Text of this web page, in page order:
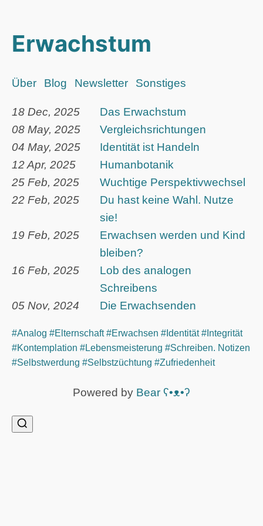
Erwachstum
Über Blog Newsletter Sonstiges
18 Dec, 2025
Das Erwachstum
08 May, 2025
Vergleichsrichtungen
04 May, 2025
Identität ist Handeln
12 Apr, 2025
Humanbotanik
25 Feb, 2025
Wuchtige Perspektivwechsel
22 Feb, 2025
Du hast keine Wahl. Nutze
sie!
19 Feb, 2025
Erwachsen werden und Kind
bleiben?
16 Feb, 2025
Lob des analogen
Schreibens
05 Nov, 2024
Die Erwachsenden
#Analog #Elternschaft #Erwachsen #Identität #Integrität
#Kontemplation #Lebensmeisterung #Schreiben. Notizen
#Selbstwerdung #Selbstzüchtung #Zufriedenheit
Powered by Bear ʕ•ᴥ•ʔ